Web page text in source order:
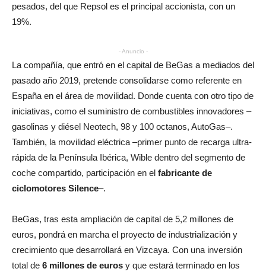
pesados, del que Repsol es el principal accionista, con un
19%.
- Anuncio -
La compañía, que entró en el capital de BeGas a mediados del
pasado año 2019, pretende consolidarse como referente en
España en el área de movilidad. Donde cuenta con otro tipo de
iniciativas, como el suministro de combustibles innovadores –
gasolinas y diésel Neotech, 98 y 100 octanos, AutoGas–.
También, la movilidad eléctrica –primer punto de recarga ultra-
rápida de la Península Ibérica, Wible dentro del segmento de
coche compartido, participación en el fabricante de
ciclomotores Silence–.
BeGas, tras esta ampliación de capital de 5,2 millones de
euros, pondrá en marcha el proyecto de industrialización y
crecimiento que desarrollará en Vizcaya. Con una inversión
total de 6 millones de euros y que estará terminado en los